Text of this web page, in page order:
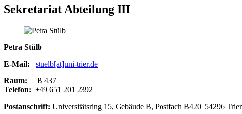
Sekretariat Abteilung III
Petra Stülb
E-Mail:
stuelb[at]uni-trier.de
Raum: B 437
Telefon: +49 651 201 2392
Postanschrift: Universitätsring 15, Gebäude B, Postfach B420, 54296 Trier